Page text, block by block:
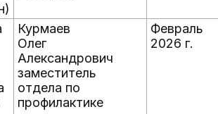
Курмаев
Олег
Александрович
заместитель
отдела по
профилактике
Февраль
2026 г.